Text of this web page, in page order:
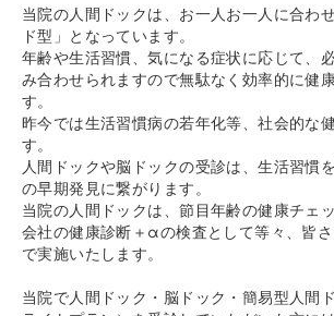
当院の人間ドックは、お一人お一人に合わ
ド型」となっています。
年齢や生活習慣、気になる症状に応じて、
み合わせられますので無駄なく効率的に健
す。
昨今では生活習慣病の若年化等、社会的な
す。
人間ドックや脳ドックの受診は、生活習慣
の早期発見に繋がります。
当院の人間ドックは、節目年齢の健康チェ
会社の健康診断＋αの検査として等々、皆
で実施いたします。
当院で人間ドック・脳ドック・簡易型人間